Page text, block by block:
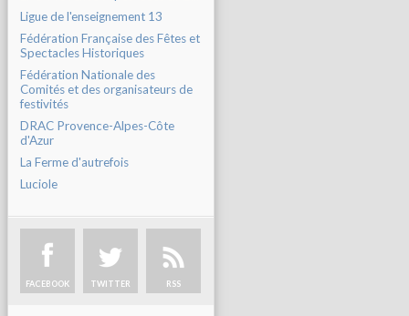
Ligue de l'enseignement 13
Fédération Française des Fêtes et
Spectacles Historiques
Fédération Nationale des
Comités et des organisateurs de
festivités
DRAC Provence-Alpes-Côte
d'Azur
La Ferme d'autrefois
Luciole
FACEBOOK TWITTER RSS